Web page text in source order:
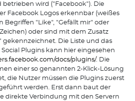
betrieben wird ("Facebook"). Die
Facebook Logos erkennbar (weißes
Begriffen "Like", "Gefällt mir" oder
oder sind mit dem Zusatz
gekennzeichnet. Die Liste und das
Plugins kann hier eingesehen
docs/plugins/. Die
einer so genannten 2-Klick-Lösung
die Nutzer müssen die Plugins zuerst
werden. Erst dann baut der
direkte Verbindung mit den Servern